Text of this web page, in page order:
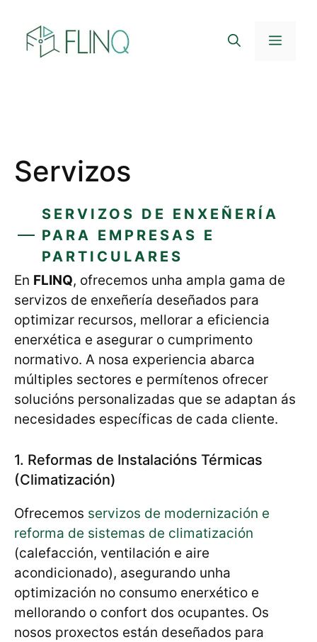
contido
Menú
Servizos
SERVIZOS DE ENXEÑERÍA
PARA EMPRESAS E
PARTICULARES
En FLINQ, ofrecemos unha ampla gama de
servizos de enxeñería deseñados para
optimizar recursos, mellorar a eficiencia
enerxética e asegurar o cumprimento
normativo. A nosa experiencia abarca
múltiples sectores e permítenos ofrecer
solucións personalizadas que se adaptan ás
necesidades específicas de cada cliente.
1. Reformas de Instalacións Térmicas
(Climatización)
Ofrecemos servizos de modernización e
reforma de sistemas de climatización
(calefacción, ventilación e aire
acondicionado), asegurando unha
optimización no consumo enerxético e
mellorando o confort dos ocupantes. Os
nosos proxectos están deseñados para